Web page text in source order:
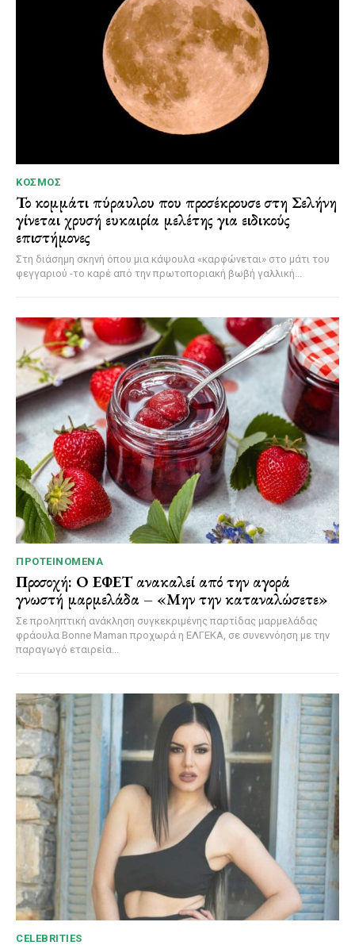
ΚΌΣΜΟΣ
Το κομμάτι πύραυλου που προσέκρουσε στη Σελήνη
γίνεται χρυσή ευκαιρία μελέτης για ειδικούς
επιστήμονες
Στη διάσημη σκηνή όπου μια κάψουλα «καρφώνεται» στο μάτι του
φεγγαριού -το καρέ από την πρωτοποριακή βωβή γαλλική...
ΠΡΟΤΕΙΝΌΜΕΝΑ
Προσοχή: Ο ΕΦΕΤ ανακαλεί από την αγορά
γνωστή μαρμελάδα – «Μην την καταναλώσετε»
Σε προληπτική ανάκληση συγκεκριμένης παρτίδας μαρμελάδας
φράουλα Bonne Maman προχωρά η ΕΛΓΕΚΑ, σε συνεννόηση με την
παραγωγό εταιρεία...
CELEBRITIES